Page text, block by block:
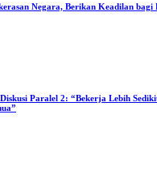
Negara, Berikan Keadilan bagi
Paralel 2: “Bekerja Lebih